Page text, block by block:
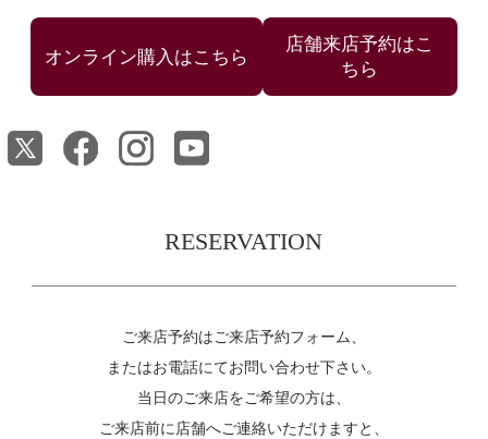
店舗来店予約はこ
ちら
RESERVATION
ご来店予約はご来店予約フォーム、
またはお電話にてお問い合わせ下さい。
当日のご来店をご希望の方は、
ご来店前に店舗へご連絡いただけますと、